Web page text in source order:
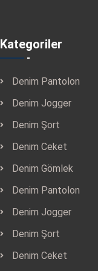
Kategoriler
Denim Pantolon
Denim Jogger
Denim Şort
Denim Ceket
Denim Gömlek
Denim Pantolon
Denim Jogger
Denim Şort
Denim Ceket